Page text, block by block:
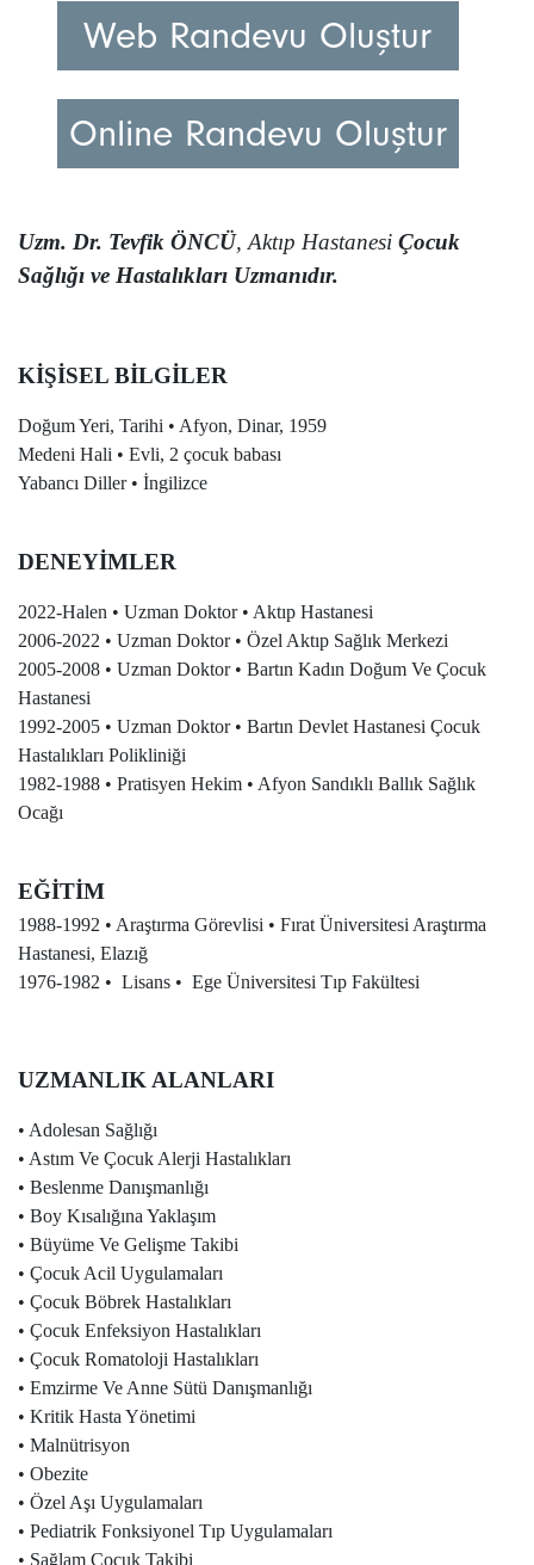
Web Randevu Oluştur
Online Randevu Oluştur
Uzm. Dr. Tevfik ÖNCÜ, Aktıp Hastanesi Çocuk
Sağlığı ve Hastalıkları Uzmanıdır.
KİŞİSEL BİLGİLER
Doğum Yeri, Tarihi • Afyon, Dinar, 1959
Medeni Hali • Evli, 2 çocuk babası
Yabancı Diller • İngilizce
DENEYİMLER
2022-Halen • Uzman Doktor • Aktıp Hastanesi
2006-2022 • Uzman Doktor • Özel Aktıp Sağlık Merkezi
2005-2008 • Uzman Doktor • Bartın Kadın Doğum Ve Çocuk
Hastanesi
1992-2005 • Uzman Doktor • Bartın Devlet Hastanesi Çocuk
Hastalıkları Polikliniği
1982-1988 • Pratisyen Hekim • Afyon Sandıklı Ballık Sağlık
Ocağı
EĞİTİM
1988-1992 • Araştırma Görevlisi • Fırat Üniversitesi Araştırma
Hastanesi, Elazığ
1976-1982 • Lisans • Ege Üniversitesi Tıp Fakültesi
UZMANLIK ALANLARI
• Adolesan Sağlığı
• Astım Ve Çocuk Alerji Hastalıkları
• Beslenme Danışmanlığı
• Boy Kısalığına Yaklaşım
• Büyüme Ve Gelişme Takibi
• Çocuk Acil Uygulamaları
• Çocuk Böbrek Hastalıkları
• Çocuk Enfeksiyon Hastalıkları
• Çocuk Romatoloji Hastalıkları
• Emzirme Ve Anne Sütü Danışmanlığı
• Kritik Hasta Yönetimi
• Malnütrisyon
• Obezite
• Özel Aşı Uygulamaları
• Pediatrik Fonksiyonel Tıp Uygulamaları
• Sağlam Çocuk Takibi